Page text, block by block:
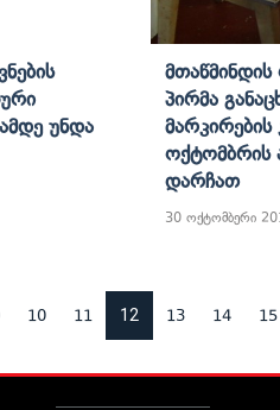
Უნდა
Პირმა
Ოქტომბრის
Დარჩათ
30 ოქტომბერი
10 11 12 13 14 15